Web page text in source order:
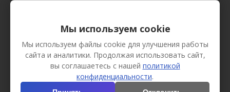
Видео
Вестник Химграда
Сотрудничество
Пресс-кит
Мы используем cookie
Мы используем файлы cookie для улучшения работы
сайта и аналитики. Продолжая использовать сайт,
вы соглашаетесь с нашей политикой
конфиденциальности.